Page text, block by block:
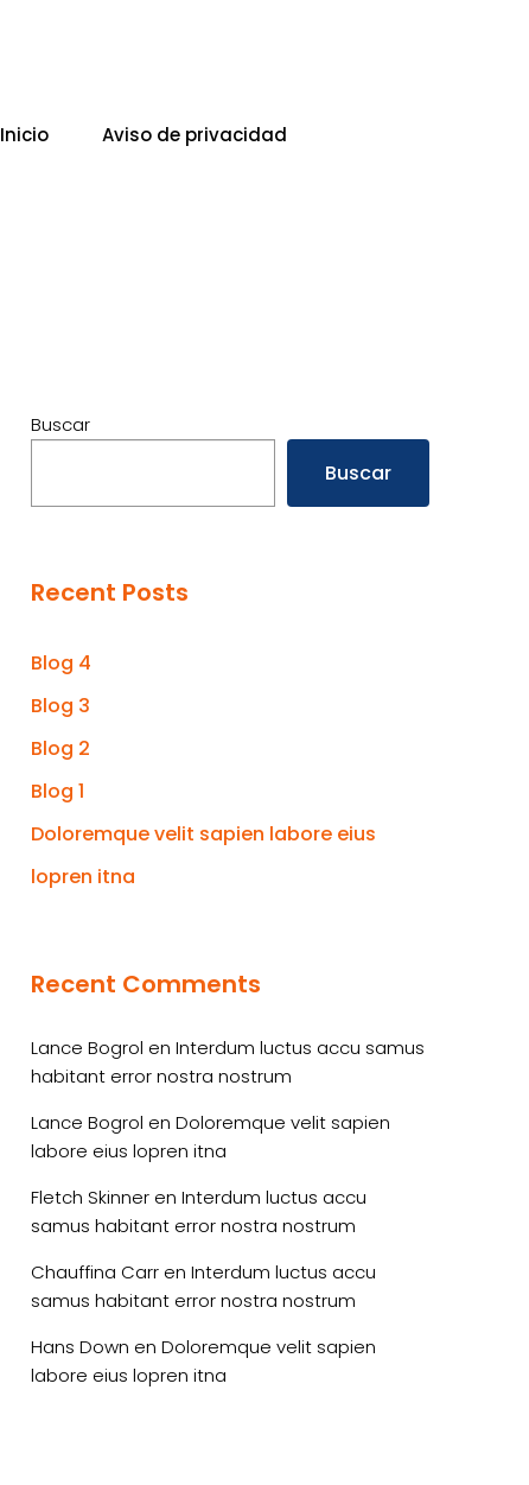
Inicio Aviso de privacidad
Buscar
Buscar
Recent Posts
Blog 4
Blog 3
Blog 2
Blog 1
Doloremque velit sapien labore eius
lopren itna
Recent Comments
Lance Bogrol en Interdum luctus accu samus
habitant error nostra nostrum
Lance Bogrol en Doloremque velit sapien
labore eius lopren itna
Fletch Skinner en Interdum luctus accu
samus habitant error nostra nostrum
Chauffina Carr en Interdum luctus accu
samus habitant error nostra nostrum
Hans Down en Doloremque velit sapien
labore eius lopren itna